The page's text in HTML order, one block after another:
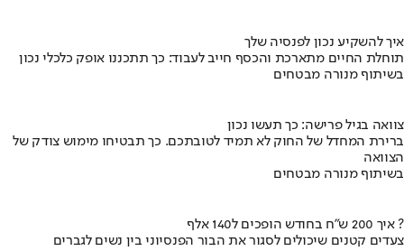
איך להשקיע נכון לפנסיה שלך
תוחלת החיים מתארכת והכסף חייב לעבוד: כך תתכננו אופק כלכלי נכון
בשיתוף מנורה מבטחים
צוואה בגיל פרישה: כך תעשו נכון
ברירת המחדל של החוק לא תמיד לטובתכם. כך תבטיחו מימוש צודק של
הצוואה
בשיתוף מנורה מבטחים
איך 200 ש"ח בחודש הופכים ל140 אלף ?
צעדים קטנים שיכולים לסגור את הבור הפנסיוני בין נשים לגברים